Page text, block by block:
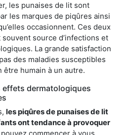
les punaises de lit sont
les marques de piqûres ainsi
occasionnent. Ces deux
source d’infections et
La grande satisfaction
des maladies susceptibles
être humain à un autre.
effets dermatologiques
les piqûres de punaises de lit
ont tendance à provoquer